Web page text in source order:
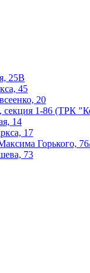
25В
45
20
секция 1-86 (ТРК
14
17
Горького,
73